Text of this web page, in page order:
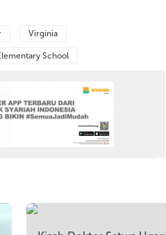
Virginia
School